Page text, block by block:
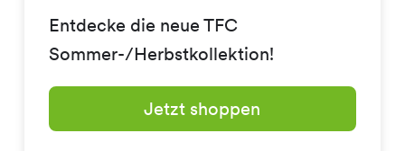
Entdecke die neue TFC
Sommer-/Herbstkollektion!
Jetzt shoppen